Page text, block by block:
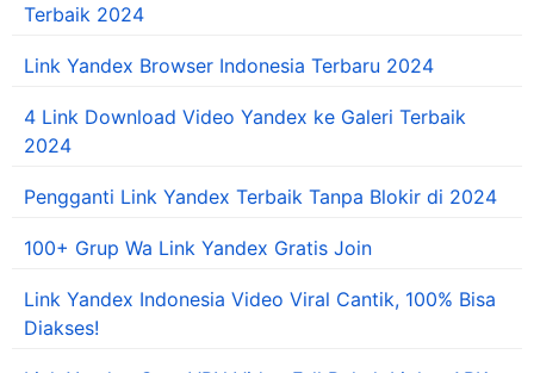
Terbaik 2024
Link Yandex Browser Indonesia Terbaru 2024
4 Link Download Video Yandex ke Galeri Terbaik
2024
Pengganti Link Yandex Terbaik Tanpa Blokir di 2024
100+ Grup Wa Link Yandex Gratis Join
Link Yandex Indonesia Video Viral Cantik, 100% Bisa
Diakses!